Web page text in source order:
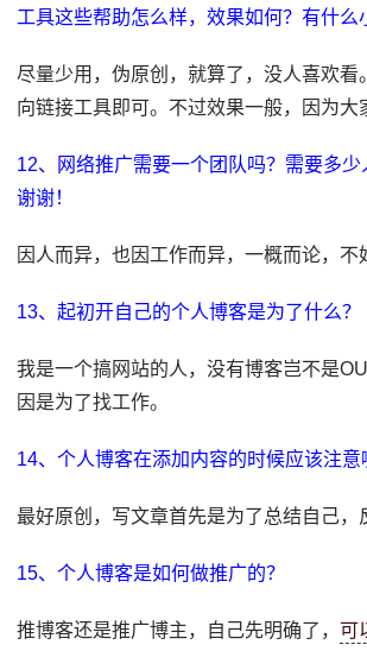
工具这些帮助怎么样，效果如何？有什么
尽量少用，伪原创，就算了，没人喜欢看
向链接工具即可。不过效果一般，因为大
12、网络推广需要一个团队吗？需要多少
谢谢！
因人而异，也因工作而异，一概而论，不
13、起初开自己的个人博客是为了什么？
我是一个搞网站的人，没有博客岂不是
因是为了找工作。
14、个人博客在添加内容的时候应该注意
最好原创，写文章首先是为了总结自己，
15、个人博客是如何做推广的？
推博客还是推广博主，自己先明确了，可